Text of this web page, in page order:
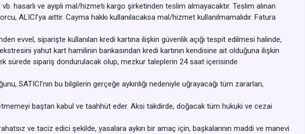
hasarlı ve ayıplı mal/hizmeti kargo şirketinden teslim almayacaktır. Teslim alınan
ALICI’ya aittir. Cayma hakkı kullanılacaksa mal/hizmet kullanılmamalıdır. Fatura
evvel, siparişte kullanılan kredi kartına ilişkin güvenlik açığı tespit edilmesi halinde,
yahut kart hamilinin bankasından kredi kartının kendisine ait olduğuna ilişkin
sürede sipariş dondurulacak olup, mezkur taleplerin 24 saat içerisinde
bu bilgilerin gerçeğe aykırılığı nedeniyle uğrayacağı tüm zararları,
baştan kabul ve taahhüt eder. Aksi takdirde, doğacak tüm hukuki ve cezai
ve taciz edici şekilde, yasalara aykırı bir amaç için, başkalarının maddi ve manevi